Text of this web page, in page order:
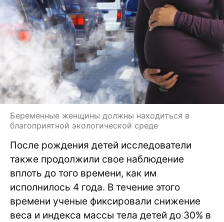
Беременные женщины должны находиться в
благоприятной экологической среде
После рождения детей исследователи
также продолжили свое наблюдение
вплоть до того времени, как им
исполнилось 4 года. В течение этого
времени ученые фиксировали снижение
веса и индекса массы тела детей до 30% в